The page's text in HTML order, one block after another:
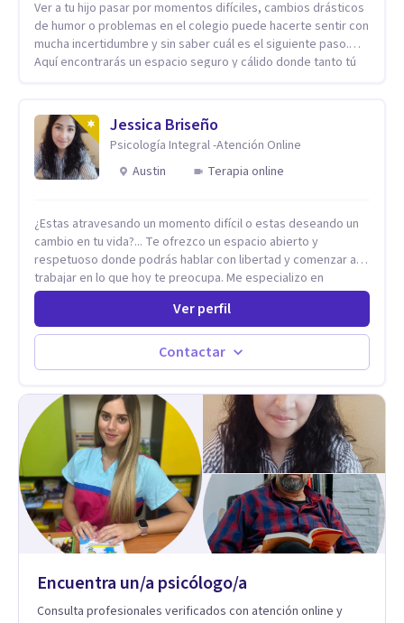
Ver a tu hijo pasar por momentos difíciles, cambios drásticos
de humor o problemas en el colegio puede hacerte sentir con
mucha incertidumbre y sin saber cuál es el siguiente paso.
Aquí encontrarás un espacio seguro y cálido donde tanto tú
casa. Me especializo en guiar a familias a través de
herramientas prácticas y dinámicas adaptadas a la edad de
cada menor, dejando de lado las etiquetas y los tecnicismos.
Mi forma de trabajar se centra en entender las emociones
fortaleciendo la comunicación entre ustedes. Acompaño a
niños y adolescentes que están lidiando con la ansiedad, la
timidez, la rebeldía o dificultades escolares, así como a
padres que buscan orientación y pautas claras para educar
sin perder la paciencia ni el control. Si estás listo para dar el
primer paso hacia una convivencia familiar más armoniosa,
agenda tu sesión y empecemos a trabajar juntos.
Jessica Briseño
Psicología Integral -Atención Online
Austin
Terapia online
¿Estas atravesando un momento difícil o estas deseando un
cambio en tu vida?... Te ofrezco un espacio abierto y
respetuoso donde podrás hablar con libertad y comenzar a
trabajar en lo que hoy te preocupa. Me especializo en
Trastornos de Ansiedad y a lo largo de mi experiencia
profesional he acompañado a muchas Familias y Parejas con
distintas problemáticas como el manejo del estrés,
Autoestima, Gestión de la Ira, Depresión, Retos en la Crianza,
Codependencia, Celos, entre otros. Cuento con más de 12
trabajado en distintos contextos clínicos con niños,
Adolescentes y Adultos
Ver perfil
Contactar
Encuentra un/a psicólogo/a
Consulta profesionales verificados con atención online y